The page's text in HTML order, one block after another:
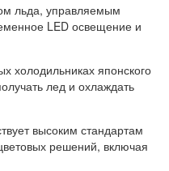
льда, управляемым
LED освещение и
холодильниках японского
лед и охлаждать
высоким стандартам
решений, включая